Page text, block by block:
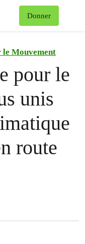
Donner
Mouvement
pour le
unis
route